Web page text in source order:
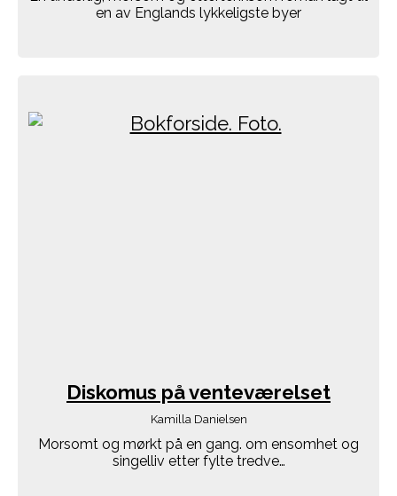
en av Englands lykkeligste byer
Diskomus på venteværelset
Kamilla Danielsen
Morsomt og mørkt på en gang. om ensomhet og
singelliv etter fylte tredve…